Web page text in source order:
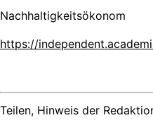
Nachhaltigkeitsökonom
https://
Teilen, Hinweis der